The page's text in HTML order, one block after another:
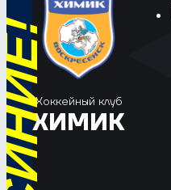
Хоккейный клуб
ХИМИК